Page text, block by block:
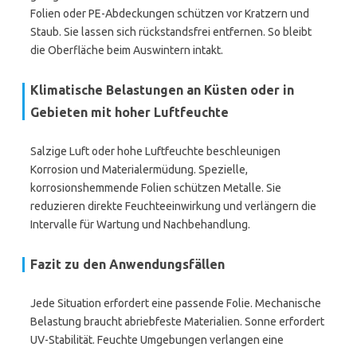
Folien oder PE-Abdeckungen schützen vor Kratzern und
Staub. Sie lassen sich rückstandsfrei entfernen. So bleibt
die Oberfläche beim Auswintern intakt.
Klimatische Belastungen an Küsten oder in
Gebieten mit hoher Luftfeuchte
Salzige Luft oder hohe Luftfeuchte beschleunigen
Korrosion und Materialermüdung. Spezielle,
korrosionshemmende Folien schützen Metalle. Sie
reduzieren direkte Feuchteeinwirkung und verlängern die
Intervalle für Wartung und Nachbehandlung.
Fazit zu den Anwendungsfällen
Jede Situation erfordert eine passende Folie. Mechanische
Belastung braucht abriebfeste Materialien. Sonne erfordert
UV-Stabilität. Feuchte Umgebungen verlangen eine